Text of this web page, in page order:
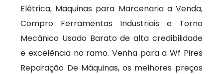
Elétrica, Maquinas para Marcenaria a Venda,
Compro Ferramentas Industriais e Torno
Mecânico Usado Barato de alta credibilidade
e excelência no ramo. Venha para a Wf Pires
Reparação De Máquinas, os melhores preços